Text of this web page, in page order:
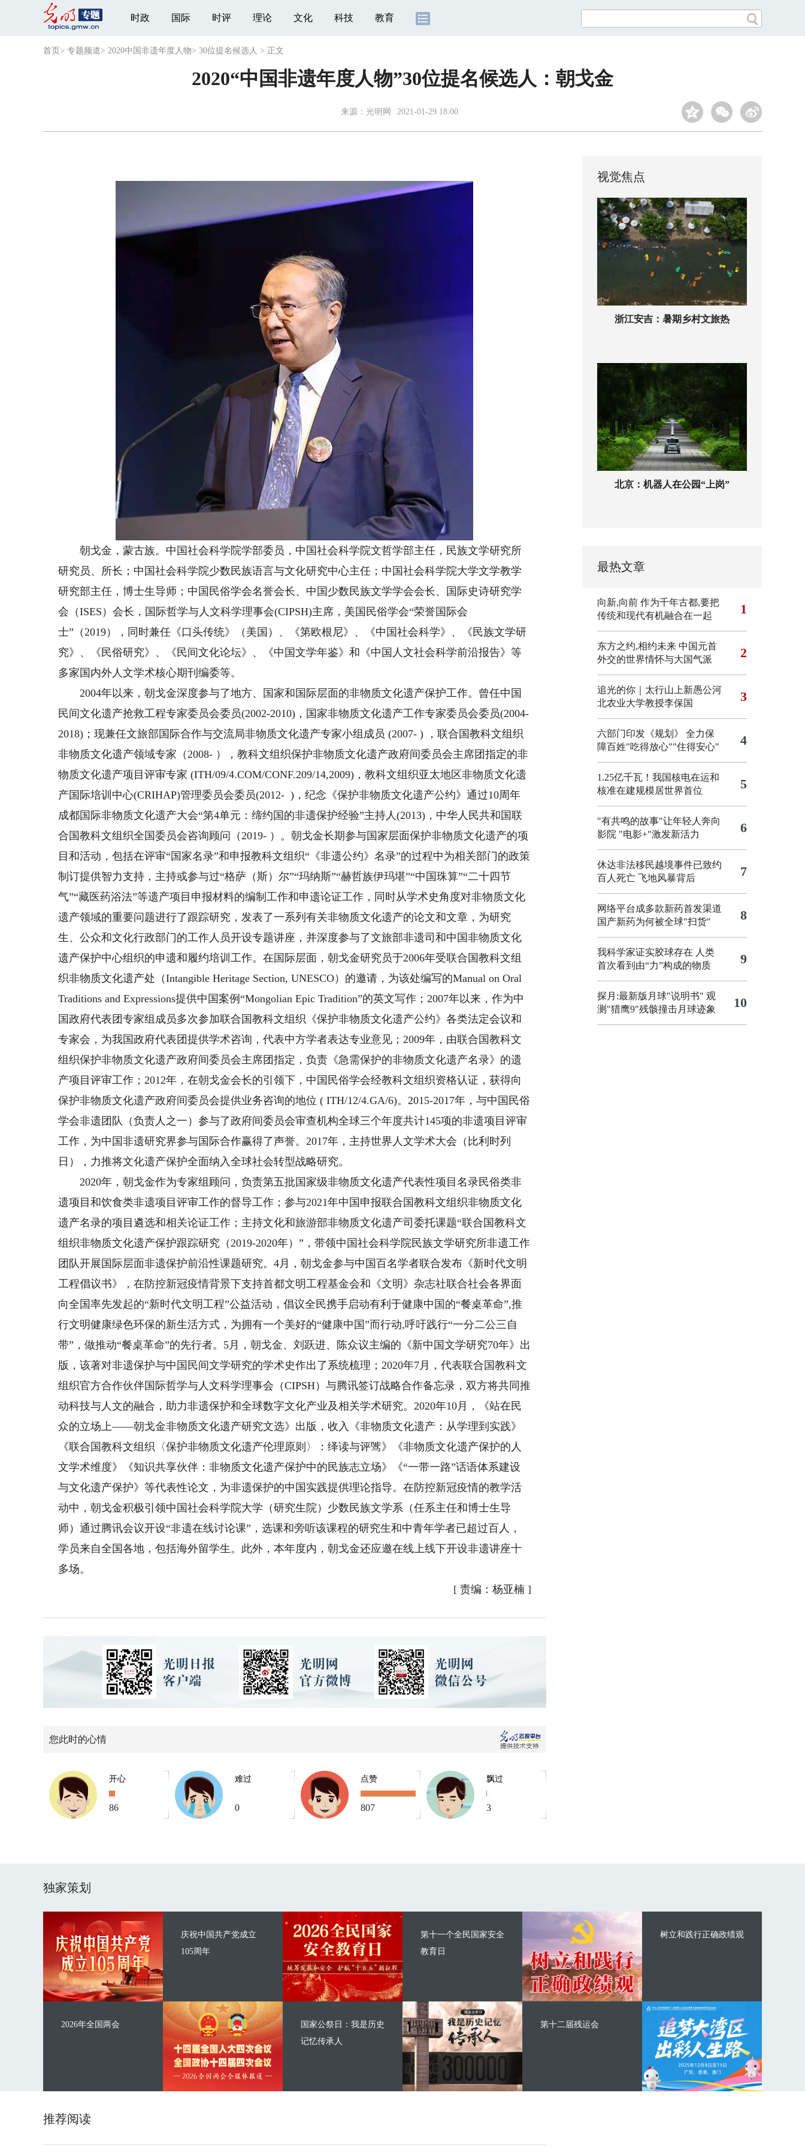
时政 国际 时评 理论 文化 科技 教育
首页 > 专题频道> 2020中国非遗年度人物> 30位提名候选人 > 正文
2020“中国非遗年度人物”30位提名候选人：朝戈金
来源： 光明网 2021-01-29 18:00
朝戈金，蒙古族。中国社会科学院学部委员，中国社会科学院文哲学部主任，民族文学研究所
研究员、所长；中国社会科学院少数民族语言与文化研究中心主任；中国社会科学院大学文学教学
研究部主任，博士生导师；中国民俗学会名誉会长、中国少数民族文学学会会长、国际史诗研究学
会（ISES）会长，国际哲学与人文科学理事会(CIPSH)主席，美国民俗学会“荣誉国际会
士”（2019），同时兼任《口头传统》（美国）、《第欧根尼》、《中国社会科学》、《民族文学研
究》、《民俗研究》、《民间文化论坛》、《中国文学年鉴》和《中国人文社会科学前沿报告》等
多家国内外人文学术核心期刊编委等。
2004年以来，朝戈金深度参与了地方、国家和国际层面的非物质文化遗产保护工作。曾任中国
民间文化遗产抢救工程专家委员会委员(2002-2010)，国家非物质文化遗产工作专家委员会委员(2004-
2018)；现兼任文旅部国际合作与交流局非物质文化遗产专家小组成员 (2007- ) ，联合国教科文组织
非物质文化遗产领域专家（2008- ），教科文组织保护非物质文化遗产政府间委员会主席团指定的非
物质文化遗产项目评审专家 (ITH/09/4.COM/CONF.209/14,2009)，教科文组织亚太地区非物质文化遗
产国际培训中心(CRIHAP)管理委员会委员(2012- )，纪念《保护非物质文化遗产公约》通过10周年
成都国际非物质文化遗产大会“第4单元：缔约国的非遗保护经验”主持人(2013)，中华人民共和国联
合国教科文组织全国委员会咨询顾问（2019- ）。朝戈金长期参与国家层面保护非物质文化遗产的项
目和活动，包括在评审“国家名录”和申报教科文组织“《非遗公约》名录”的过程中为相关部门的政策
制订提供智力支持，主持或参与过“格萨（斯）尔”“玛纳斯”“赫哲族伊玛堪”“中国珠算”“二十四节
气”“藏医药浴法”等遗产项目申报材料的编制工作和申遗论证工作，同时从学术史角度对非物质文化
遗产领域的重要问题进行了跟踪研究，发表了一系列有关非物质文化遗产的论文和文章，为研究
生、公众和文化行政部门的工作人员开设专题讲座，并深度参与了文旅部非遗司和中国非物质文化
遗产保护中心组织的申遗和履约培训工作。在国际层面，朝戈金研究员于2006年受联合国教科文组
织非物质文化遗产处（Intangible Heritage Section, UNESCO）的邀请，为该处编写的Manual on Oral
Traditions and Expressions提供中国案例“Mongolian Epic Tradition”的英文写作；2007年以来，作为中
国政府代表团专家组成员多次参加联合国教科文组织《保护非物质文化遗产公约》各类法定会议和
专家会，为我国政府代表团提供学术咨询，代表中方学者表达专业意见；2009年，由联合国教科文
组织保护非物质文化遗产政府间委员会主席团指定，负责《急需保护的非物质文化遗产名录》的遗
产项目评审工作；2012年，在朝戈金会长的引领下，中国民俗学会经教科文组织资格认证，获得向
保护非物质文化遗产政府间委员会提供业务咨询的地位 ( ITH/12/4.GA/6)。2015-2017年，与中国民俗
学会非遗团队（负责人之一）参与了政府间委员会审查机构全球三个年度共计145项的非遗项目评审
工作，为中国非遗研究界参与国际合作赢得了声誉。2017年，主持世界人文学术大会（比利时列
日），力推将文化遗产保护全面纳入全球社会转型战略研究。
2020年，朝戈金作为专家组顾问，负责第五批国家级非物质文化遗产代表性项目名录民俗类非
遗项目和饮食类非遗项目评审工作的督导工作；参与2021年中国申报联合国教科文组织非物质文化
遗产名录的项目遴选和相关论证工作；主持文化和旅游部非物质文化遗产司委托课题“联合国教科文
组织非物质文化遗产保护跟踪研究（2019-2020年）”，带领中国社会科学院民族文学研究所非遗工作
团队开展国际层面非遗保护前沿性课题研究。4月，朝戈金参与中国百名学者联合发布《新时代文明
工程倡议书》，在防控新冠疫情背景下支持首都文明工程基金会和《文明》杂志社联合社会各界面
向全国率先发起的“新时代文明工程”公益活动，倡议全民携手启动有利于健康中国的“餐桌革命”,推
行文明健康绿色环保的新生活方式，为拥有一个美好的“健康中国”而行动,呼吁践行“一分二公三自
带”，做推动“餐桌革命”的先行者。5月，朝戈金、刘跃进、陈众议主编的《新中国文学研究70年》出
版，该著对非遗保护与中国民间文学研究的学术史作出了系统梳理；2020年7月，代表联合国教科文
组织官方合作伙伴国际哲学与人文科学理事会（CIPSH）与腾讯签订战略合作备忘录，双方将共同推
动科技与人文的融合，助力非遗保护和全球数字文化产业及相关学术研究。2020年10月，《站在民
众的立场上——朝戈金非物质文化遗产研究文选》出版，收入《非物质文化遗产：从学理到实践》
《联合国教科文组织〈保护非物质文化遗产伦理原则〉：绎读与评骘》《非物质文化遗产保护的人
文学术维度》《知识共享伙伴：非物质文化遗产保护中的民族志立场》《“一带一路”话语体系建设
与文化遗产保护》等代表性论文，为非遗保护的中国实践提供理论指导。在防控新冠疫情的教学活
动中，朝戈金积极引领中国社会科学院大学（研究生院）少数民族文学系（任系主任和博士生导
师）通过腾讯会议开设“非遗在线讨论课”，选课和旁听该课程的研究生和中青年学者已超过百人，
学员来自全国各地，包括海外留学生。此外，本年度内，朝戈金还应邀在线上线下开设非遗讲座十
多场。
[ 责编：杨亚楠]
您此时的心情
开心
86
难过
0
点赞
807
飘过
3
视觉焦点
浙江安吉：暑期乡村文旅热
北京：机器人在公园“上岗”
最热文章
向新,向前 作为千年古都,要把
传统和现代有机融合在一起
1
东方之约,相约未来 中国元首
外交的世界情怀与大国气派
2
追光的你｜太行山上新愚公河
北农业大学教授李保国
3
六部门印发《规划》 全力保
障百姓"吃得放心""住得安心"
4
1.25亿千瓦！我国核电在运和
核准在建规模居世界首位
5
"有共鸣的故事"让年轻人奔向
影院 "电影+"激发新活力 6
休达非法移民越境事件已致约
百人死亡 飞地风暴背后 7
网络平台成多款新药首发渠道
国产新药为何被全球"扫货"
8
我科学家证实胶球存在 人类
首次看到由“力”构成的物质
9
探月:最新版月球"说明书" 观
测"猎鹰9"残骸撞击月球迹象
10
独家策划
庆祝中国共产党成立
105周年
2026年全国两会
第十一个全民国家安全
教育日
国家公祭日：我是历史
记忆传承人
树立和践行正确政绩观
第十二届残运会
推荐阅读